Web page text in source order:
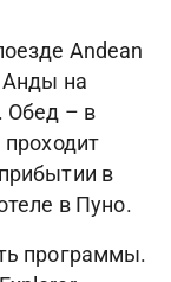
Andean
Анды на
Обед – в
в
в Пуно.
программы.